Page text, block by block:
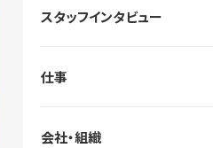
スタッフインタビュー
仕事
会社・組織